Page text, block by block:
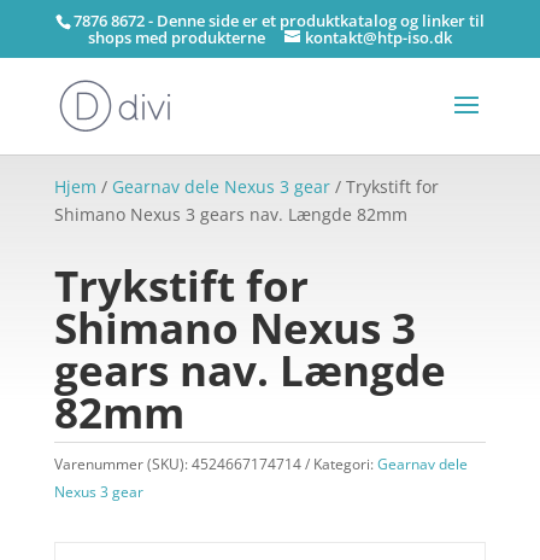
7876 8672 - Denne side er et produktkatalog og linker til
shops med produkterne kontakt@htp-iso.dk
Hjem / Gearnav dele Nexus 3 gear/ Trykstift for
Shimano Nexus 3 gears nav. Længde 82mm
Trykstift for
Shimano Nexus 3
gears nav. Længde
82mm
Varenummer (SKU):4524667174714 Kategori:Gearnav dele
Nexus 3 gear